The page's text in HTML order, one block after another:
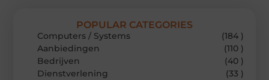
POPULAR CATEGORIES
Computers / Systems
(184 )
Aanbiedingen
(110 )
Bedrijven
(40 )
Dienstverlening
(33 )